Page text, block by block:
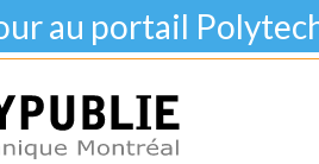
au portail